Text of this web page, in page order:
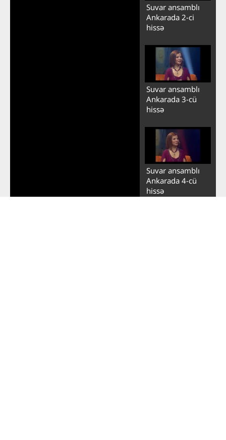
Suvar ansamblı
Ankarada 2-ci
hissə
Suvar ansamblı
Ankarada 3-cü
hissə
Suvar ansamblı
Ankarada 4-cü
hissə